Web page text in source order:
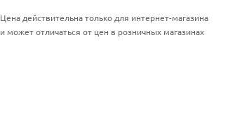
Цена действительна только для интернет-магазина
и может отличаться от цен в розничных магазинах